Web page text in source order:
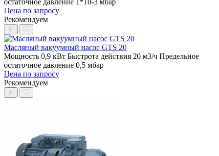
Цена по запросу
Рекомендуем
Масляный вакуумный насос GTS 20
Мощность 0,9 кВт Быстрота действия 20 м3/ч Предельное
остаточное давление 0,5 мбар
Цена по запросу
Рекомендуем